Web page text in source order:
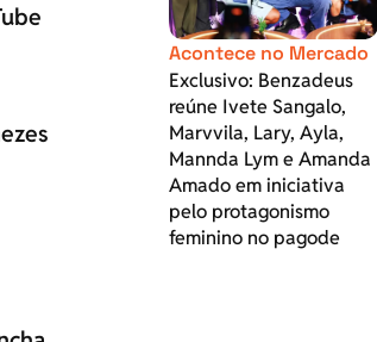
Acontece no Mercado
Exclusivo: Benzadeus
reúne Ivete Sangalo,
Marvvila, Lary, Ayla,
Mannda Lym e Amanda
Amado em iniciativa
pelo protagonismo
feminino no pagode